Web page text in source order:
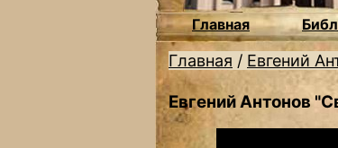
Главная
Главная / Евгений
Евгений Антонов